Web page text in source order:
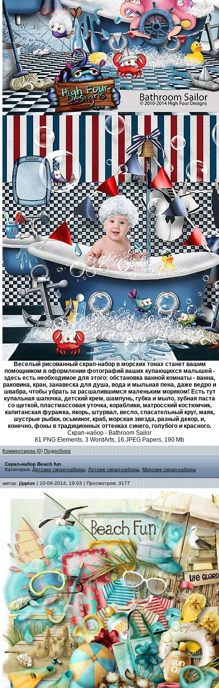
Веселый рисованный скрап-набор в морских тонах станет вашим
помощником в оформлении фотографий ваших купающихся малышей -
здесь есть необходимое для этого: обстановка ванной комнаты - ванна,
раковина, кран, занавеска для душа, вода и мыльная пена, даже ведро и
швабра, чтобы убрать за расшалившимся маленьким моряком! Есть тут
купальная шапочка, детский крем, шампунь, губка и мыло, зубная паста
со щеткой, пластмассовая уточка, кораблики, матросский костюмчик,
капитанская фуражка, якорь, штурвал, весло, спасательный круг, маяк,
шустрые рыбки, осьминог, краб, морская звезда, разный декор, и,
конечно, фоны в традиционных оттенках синего, голубого и красного.
Скрап-набор - Bathroom Sailor
81 PNG Elements, 3 WordArts, 16 JPEG Papers, 190 Mb
Комментарии (0) Подробнее
Скрап-набор Beach fun
Категория: Детские скрап-наборы Летние скрап-наборы Морские скрап-наборы
автор: jippius | 10-09-2014, 19:03 | Просмотров: 3177